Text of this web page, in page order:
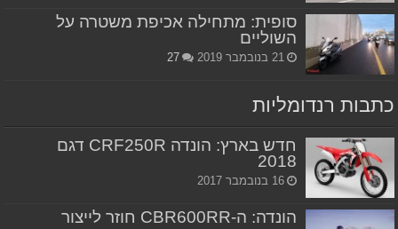
סופית: מתחילה אכיפת משטרה על
השוליים
21 בנובמבר 2019 27
כתבות רנדומליות
חדש בארץ: הונדה CRF250R דגם
2018
16 בנובמבר 2017
הונדה: ה-CBR600RR חוזר לייצור